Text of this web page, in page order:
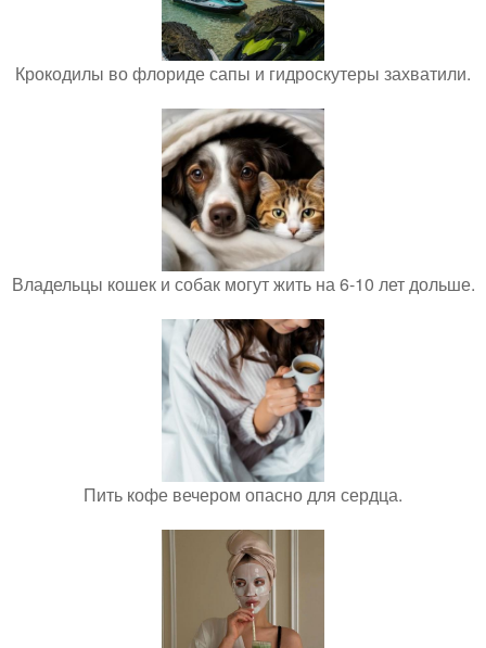
Крокодилы во флориде сапы и гидроскутеры захватили.
Владельцы кошек и собак могут жить на 6-10 лет дольше.
Пить кофе вечером опасно для сердца.